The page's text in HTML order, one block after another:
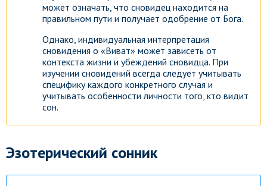
может означать, что сновидец находится на
правильном пути и получает одобрение от Бога.
Однако, индивидуальная интерпретация
сновидения о «Виват» может зависеть от
контекста жизни и убеждений сновидца. При
изучении сновидений всегда следует учитывать
специфику каждого конкретного случая и
учитывать особенности личности того, кто видит
сон.
Эзотерический сонник